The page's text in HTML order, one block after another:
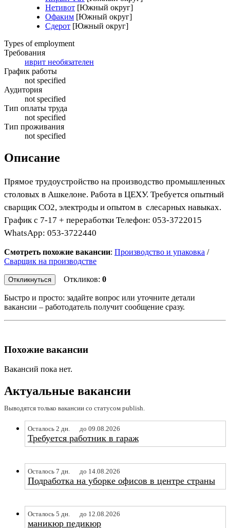
Нетивот [Южный округ]
Офаким [Южный округ]
Сдерот [Южный округ]
Types of employment
Требования
иврит необязателен
График работы
not specified
Аудитория
not specified
Тип оплаты труда
not specified
Тип проживания
not specified
Описание
Прямое трудоустройство на производство промышленных
столовых в Ашкелоне. Работа в ЦЕХУ. Требуется опытный
сварщик СО2, электроды и опытом в слесарных навыках.
График с 7-17 + переработки Телефон: 053-3722015
WhatsApp: 053-3722440
Смотреть похожие вакансии: Производство и упаковка /
Сварщик на производстве
Откликнуться Откликов: 0
Быстро и просто: задайте вопрос или уточните детали
вакансии – работодатель получит сообщение сразу.
Похожие вакансии
Вакансий пока нет.
Актуальные вакансии
Выводятся только вакансии со статусом publish.
Осталось 2 дн. до 09.08.2026
Требуется работник в гараж
Осталось 7 дн. до 14.08.2026
Подработка на уборке офисов в центре страны
Осталось 5 дн. до 12.08.2026
маникюр педикюр